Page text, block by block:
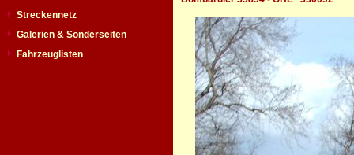
Streckennetz
Galerien & Sonderseiten
Fahrzeuglisten